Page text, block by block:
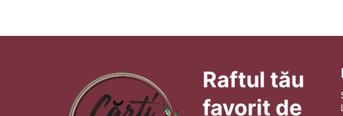
Raftul tău
favorit de